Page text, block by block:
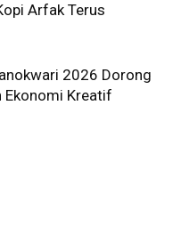
Arfak Terus
2026 Dorong
Ekonomi Kreatif